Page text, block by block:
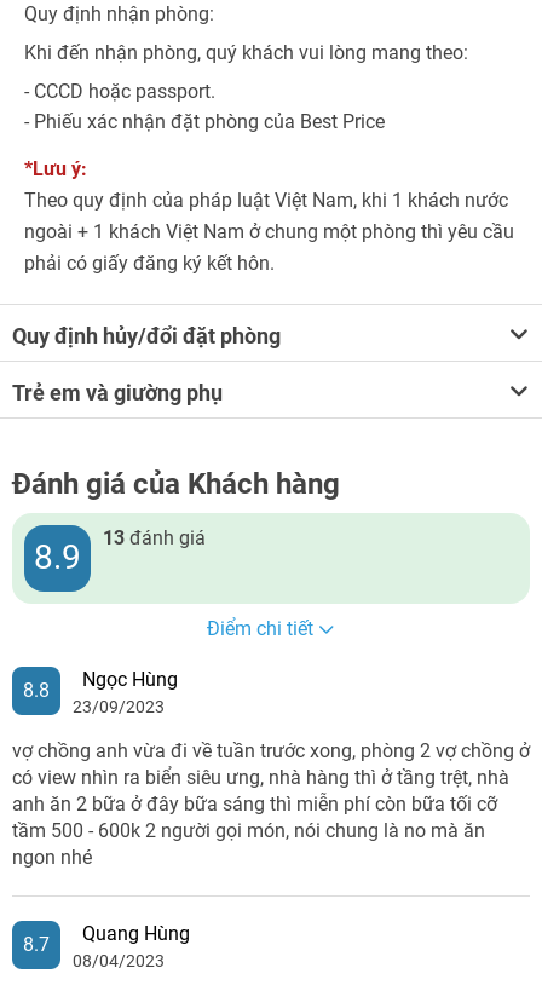
Quy định nhận phòng:
Khi đến nhận phòng, quý khách vui lòng mang theo:
- CCCD hoặc passport.
- Phiếu xác nhận đặt phòng của Best Price
*Lưu ý:
Theo quy định của pháp luật Việt Nam, khi 1 khách nước
ngoài + 1 khách Việt Nam ở chung một phòng thì yêu cầu
phải có giấy đăng ký kết hôn.
Quy định hủy/đổi đặt phòng
Trẻ em và giường phụ
Đánh giá của Khách hàng
8.9 13 đánh giá
Điểm chi tiết
8.8 Ngọc Hùng
23/09/2023
vợ chồng anh vừa đi về tuần trước xong, phòng 2 vợ chồng ở
có view nhìn ra biển siêu ưng, nhà hàng thì ở tầng trệt, nhà
anh ăn 2 bữa ở đây bữa sáng thì miễn phí còn bữa tối cỡ
tầm 500 - 600k 2 người gọi món, nói chung là no mà ăn
ngon nhé
8.7 Quang Hùng
08/04/2023